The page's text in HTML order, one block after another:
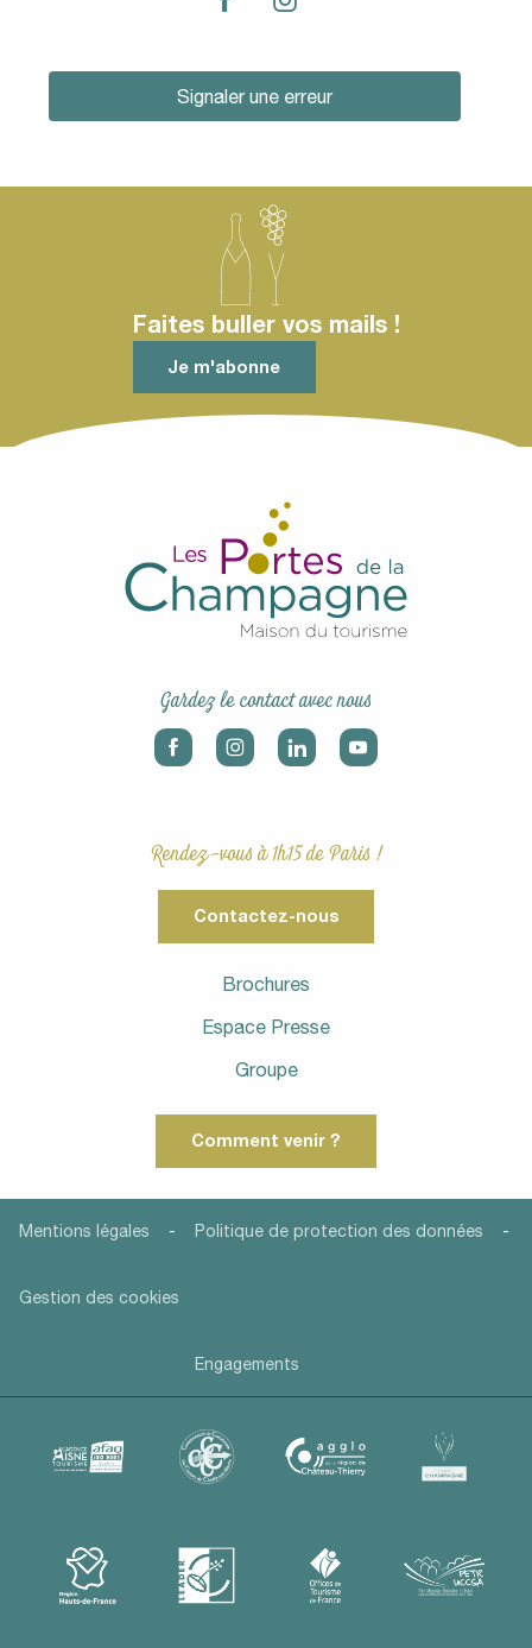
Signaler une erreur
Faites buller vos mails !
Je m'abonne
Gardez le contact avec nous
Rendez-vous à 1h15 de Paris !
Contactez-nous
Brochures
Espace Presse
Groupe
Comment venir ?
Mentions légales - Politique de protection des données -
Gestion des cookies
Engagements